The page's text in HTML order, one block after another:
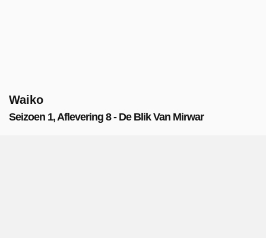
Waiko
Seizoen 1, Aflevering 8 - De Blik Van Mirwar